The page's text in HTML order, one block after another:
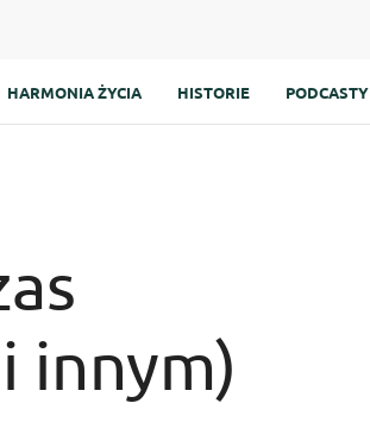
HARMONIA ŻYCIA HISTORIE PODCASTY
innym)